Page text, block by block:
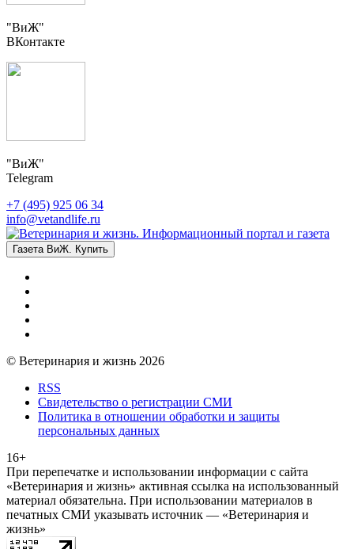
"ВиЖ"
ВКонтакте
"ВиЖ"
Telegram
+7 (495) 925 06 34
info@vetandlife.ru
Газета ВиЖ. Купить
© Ветеринария и жизнь 2026
RSS
Свидетельство о регистрации СМИ
Политика в отношении обработки и защиты
персональных данных
16+
При перепечатке и использовании информации с сайта
«Ветеринария и жизнь» активная ссылка на использованный
материал обязательна. При использовании материалов в
печатных СМИ указывать источник — «Ветеринария и
жизнь»